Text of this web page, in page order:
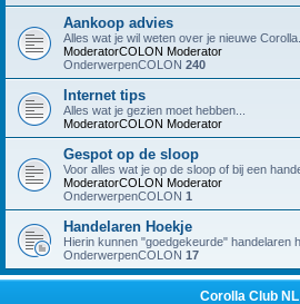
Aankoop advies
Alles wat je wil weten over je nieuwe Corolla...
ModeratorCOLON Moderator
OnderwerpenCOLON 240
Internet tips
Alles wat je gezien moet hebben...
ModeratorCOLON Moderator
Gespot op de sloop
Voor alles wat je op de sloop of bij een
ModeratorCOLON Moderator
OnderwerpenCOLON 1
Handelaren Hoekje
Hierin kunnen "goedgekeurde" handelaren
OnderwerpenCOLON 17
Corolla Club NL